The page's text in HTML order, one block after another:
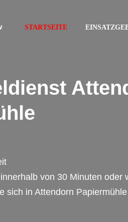
STARTSEITE
von 30 Minuten oder
sich in Attendorn